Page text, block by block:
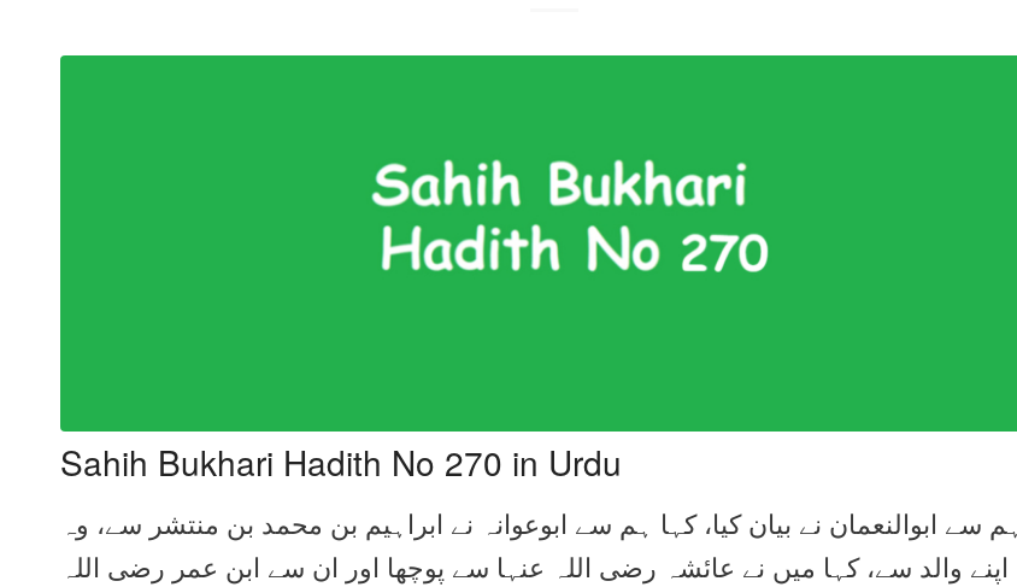
Sahih Bukhari Hadith No 270 in Urdu
ہم سے ابوالنعمان نے بیان کیا، کہا ہم سے ابوعوانہ نے ابراہیم بن محمد بن منتشر سے، وہ
اپنے والد سے، کہا میں نے عائشہ رضی اللہ عنہا سے پوچھا اور ان سے ابن عمر رضی اللہ